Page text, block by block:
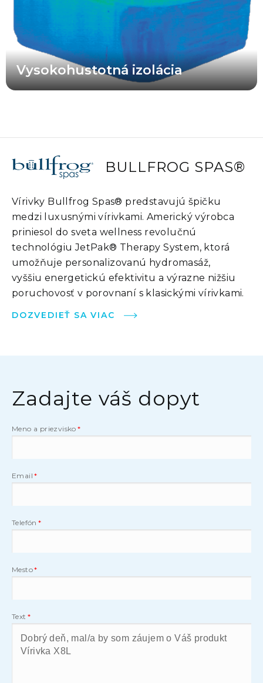
Vysokohustotná izolácia
BULLFROG SPAS®
Vírivky Bullfrog Spas® predstavujú špičku
medzi luxusnými vírivkami. Americký výrobca
priniesol do sveta wellness revolučnú
technológiu JetPak® Therapy System, ktorá
umožňuje personalizovanú hydromasáž,
vyššiu energetickú efektivitu a výrazne nižšiu
poruchovosť v porovnaní s klasickými vírivkami.
DOZVEDIEŤ SA VIAC
Zadajte váš dopyt
Meno a priezvisko
Email
Telefón
Mesto
Text